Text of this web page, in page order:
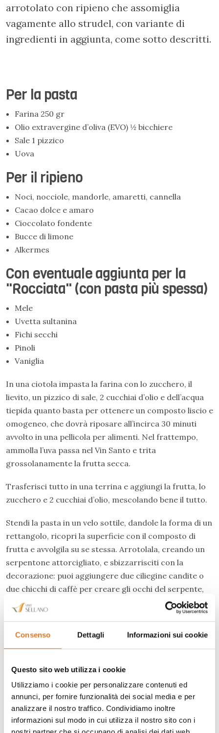
Consenso Dettagli Informazioni sui cookie
Questo sito web utilizza i cookie
Utilizziamo i cookie per personalizzare contenuti ed
annunci, per fornire funzionalità dei social media e per
analizzare il nostro traffico. Condividiamo inoltre
informazioni sul modo in cui utilizza il nostro sito con i
arrotolato con ripieno che assomiglia
vagamente allo strudel, con variante di
ingredienti in aggiunta, come sotto descritti.
Per la pasta
Farina 250 gr
Olio extravergine d’oliva (EVO) ½ bicchiere
Sale 1 pizzico
Uova
Per il ripieno
Noci, nocciole, mandorle, amaretti, cannella
Cacao dolce e amaro
Cioccolato fondente
Bucce di limone
Alkermes
Con eventuale aggiunta per la
"Rocciata" (con pasta più spessa)
Mele
Uvetta sultanina
Fichi secchi
Pinoli
Vaniglia
In una ciotola impasta la farina con lo zucchero, il
lievito, un pizzico di sale, 2 cucchiai d’olio e dell’acqua
tiepida quanto basta per ottenere un composto liscio e
omogeneo, che dovrà riposare all’incirca 30 minuti
avvolto in una pellicola per alimenti. Nel frattempo,
ammolla l’uva passa nel Vin Santo e trita
grossolanamente la frutta secca.
Trasferisci tutto in una terrina e aggiungi la frutta, lo
zucchero e 2 cucchiai d’olio, mescolando bene il tutto.
Stendi la pasta in un velo sottile, dandole la forma di un
rettangolo, ricopri la superficie con il composto di
frutta e avvolgila su se stessa. Arrotolala, creando un
serpentone attorcigliato, e sbizzarrisciti con la
decorazione: puoi aggiungere due ciliegine candite o
due chicchi di caffè per creare gli occhi del serpente,
una mandorla per dar forma alla lingua o lamelle di
mandorle per creare le squame. Cuocila in forno già
Et voilà, l’Attorta di Sellano è pronta per essere
gustata!